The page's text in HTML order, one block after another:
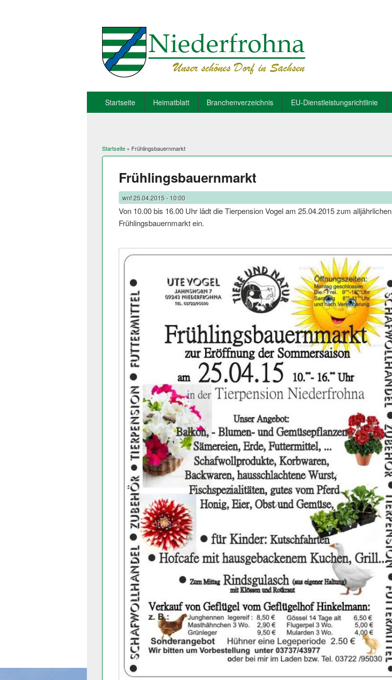
Startseite Heimatblatt Branchenverzeichnis EU-Dienstleistungsrichtlinie
Sie sind hier
Startseite » Frühlingsbauernmarkt
Frühlingsbauernmarkt
wnf25.04.2015 - 10:00
Von 10.00 bis 16.00 Uhr lädt die Tierpension Vogel am 25.04.2015 zum alljährlichen
Frühlingsbauer­nmarkt ein.